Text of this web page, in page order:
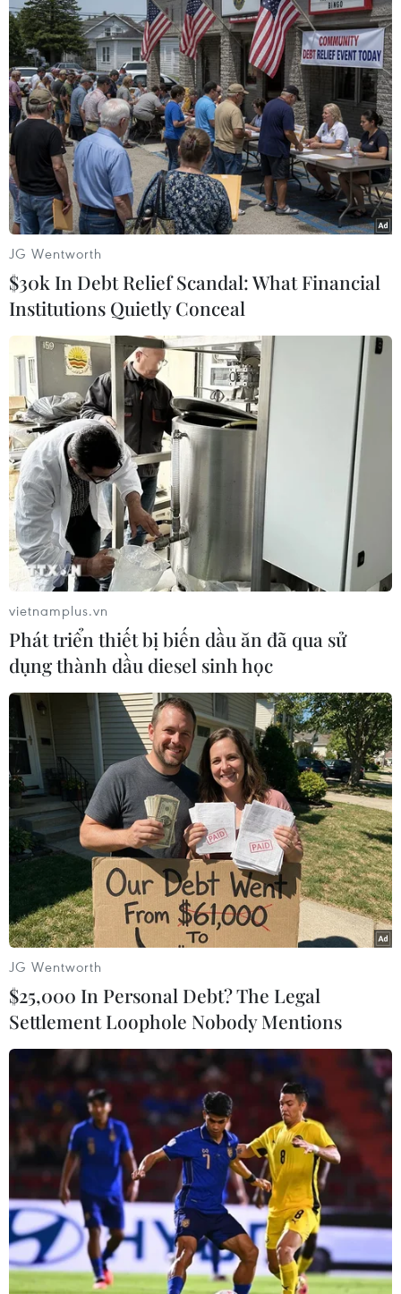
TIN LIÊN QUAN
Khoảnh khắc cây cầu Francis Scott Key ở
Mỹ bị tàu hàng đâm sập
26/03/2024 08:21
Chiều 26/3 (theo giờ Việt Nam), một đoạn cầu Francis
Scott Key (còn gọi là cầu Key Bridge) ở thành phố
Baltimore thuộc bang Maryland (Mỹ) đã bị sập do một
tàu chở hàng đâm trúng.
Mỹ tìm kiếm khoảng 20 người rơi xuống
sông trong vụ tàu hàng đâm sập cầu
Một đoạn cầu Francis Scott Key ở thành phố Baltimore,
bang Maryland đã bị sập do một tàu container đâm
trúng. Sau vụ va chạm, tàu chở hàng nói trên đã bốc
cháy và bị chìm.
JG Wentworth
$30k In Debt Relief Scandal: What Financial
Institutions Quietly Conceal
vietnamplus.vn
Phát triển thiết bị biến dầu ăn đã qua sử
dụng thành dầu diesel sinh học
JG Wentworth
$25,000 In Personal Debt? The Legal
Settlement Loophole Nobody Mentions